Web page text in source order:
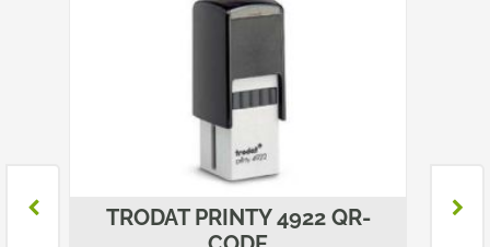
TRODAT PRINTY 4922 QR-